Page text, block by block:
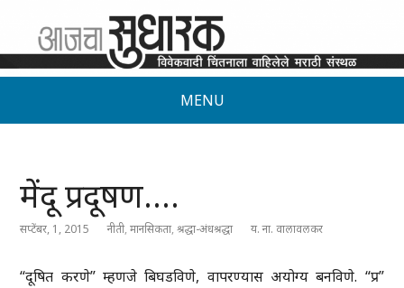
MENU
मेंदू प्रदूषण….
सप्टेंबर, 1, 2015 नीती,मानसिकता,श्रद्धा-अंधश्रद्धा य. ना. वालावलकर
“दूषित करणे” म्हणजे बिघडविणे, वापरण्यास अयोग्य बनविणे. “प्र”